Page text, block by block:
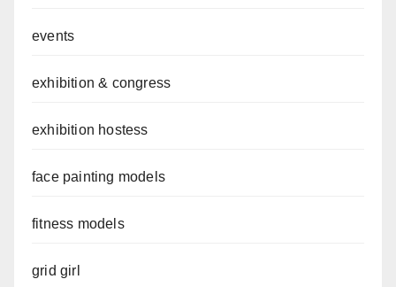
events
exhibition & congress
exhibition hostess
face painting models
fitness models
grid girl